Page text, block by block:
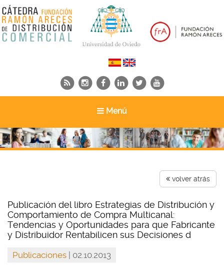
Menú
volver atrás
Publicación del libro Estrategias de Distribución y
Comportamiento de Compra Multicanal:
Tendencias y Oportunidades para que Fabricante
y Distribuidor Rentabilicen sus Decisiones d
Publicaciones | 02.10.2013